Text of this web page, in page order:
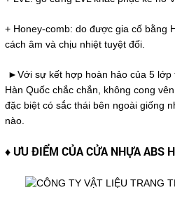
+ Honey-comb: do được gia cố bằng
cách âm và chịu nhiệt tuyệt đối.
►Với sự kết hợp hoàn hảo của 5 lớp
Hàn Quốc chắc chắn, không cong
đặc biệt có sắc thái bên ngoài giống
nào.
♦ ƯU ĐIỂM CỦA CỬA NHỰA ABS